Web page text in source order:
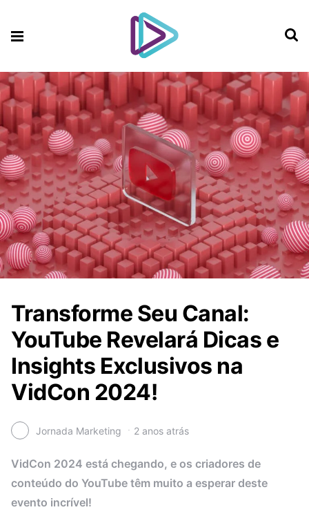
Transforme Seu Canal:
YouTube Revelará Dicas e
Insights Exclusivos na
VidCon 2024!
Jornada Marketing 2 anos atrás
VidCon 2024 está chegando, e os criadores de
conteúdo do YouTube têm muito a esperar deste
evento incrível!